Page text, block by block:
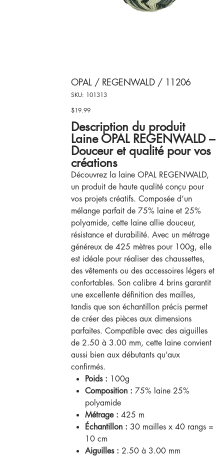
OPAL / REGENWALD / 11206
SKU:
SKU
101313
101313
Price
$19.99
Description du produit
Laine OPAL REGENWALD –
Douceur et qualité pour vos
créations
Découvrez la laine OPAL REGENWALD,
un produit de haute qualité conçu pour
vos projets créatifs. Composée d’un
mélange parfait de 75% laine et 25%
polyamide, cette laine allie douceur,
résistance et durabilité. Avec un métrage
généreux de 425 mètres pour 100g, elle
est idéale pour réaliser des chaussettes,
des vêtements ou des accessoires légers et
confortables. Son calibre 4 brins garantit
une excellente définition des mailles,
tandis que son échantillon précis permet
de créer des pièces aux dimensions
parfaites. Compatible avec des aiguilles
de 2.50 à 3.00 mm, cette laine convient
aussi bien aux débutants qu’aux
confirmés.
Poids : 100g
Composition : 75% laine 25%
polyamide
Métrage : 425 m
Échantillon : 30 mailles x 40 rangs =
10 cm
Aiguilles : 2.50 à 3.00 mm